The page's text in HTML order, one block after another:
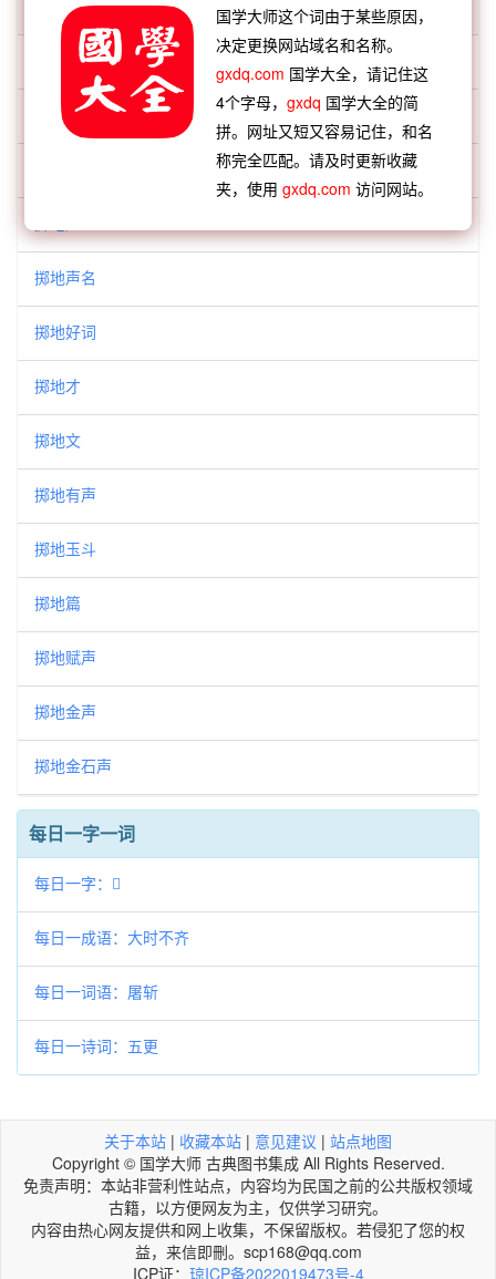
「掷地」开头的词语:
掷地之才
掷地之材
掷地声名
掷地好词
掷地才
掷地文
掷地有声
掷地玉斗
掷地篇
掷地赋声
掷地金声
掷地金石声
每日一字一词
每日一字：𡲻
每日一成语：大时不齐
每日一词语：屠斩
每日一诗词：五更
关于本站 | 收藏本站 | 意见建议 | 站点地图
Copyright © 国学大师 古典图书集成 All Rights Reserved.
免责声明：本站非营利性站点，内容均为民国之前的公共版权领域
古籍，以方便网友为主，仅供学习研究。
内容由热心网友提供和网上收集，不保留版权。若侵犯了您的权
益，来信即刪。scp168@qq.com
ICP证： 琼ICP备2022019473号-4
国学大师这个词由于某些原因，
决定更换网站域名和名称。
gxdq.com 国学大全，请记住这
4个字母，gxdq 国学大全的简
拼。网址又短又容易记住，和名
称完全匹配。请及时更新收藏
夹，使用gxdq.com 访问网站。